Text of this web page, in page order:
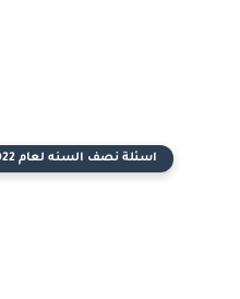
اسئلة نصف السنه لعام 2022